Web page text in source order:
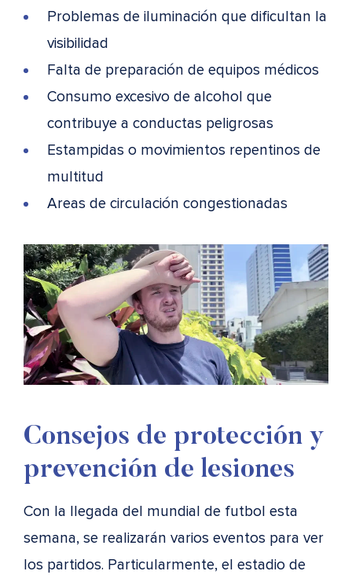
Problemas de iluminación que dificultan la
visibilidad
Falta de preparación de equipos médicos
Consumo excesivo de alcohol que
contribuye a conductas peligrosas
Estampidas o movimientos repentinos de
multitud
Areas de circulación congestionadas
Consejos de protección y
prevención de lesiones
Con la llegada del mundial de futbol esta
semana, se realizarán varios eventos para ver
los partidos. Particularmente, el estadio de